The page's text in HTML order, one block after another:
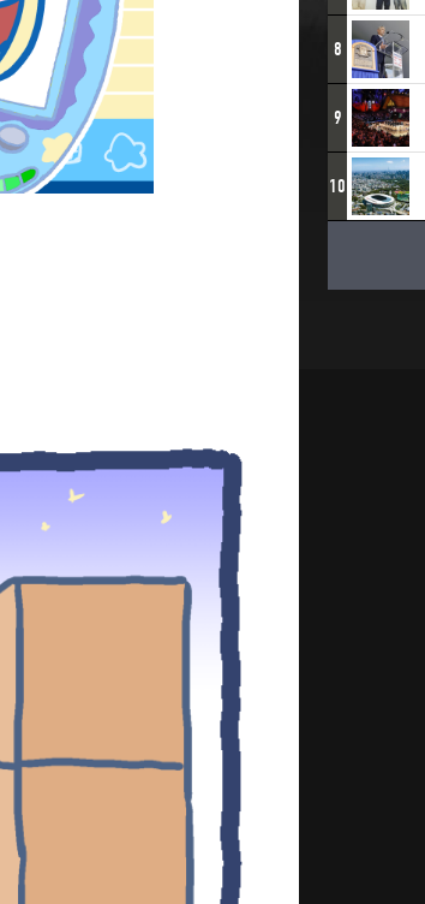
8
9
10